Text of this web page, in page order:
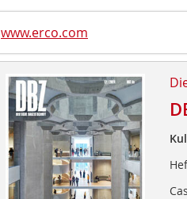
www.erco.com